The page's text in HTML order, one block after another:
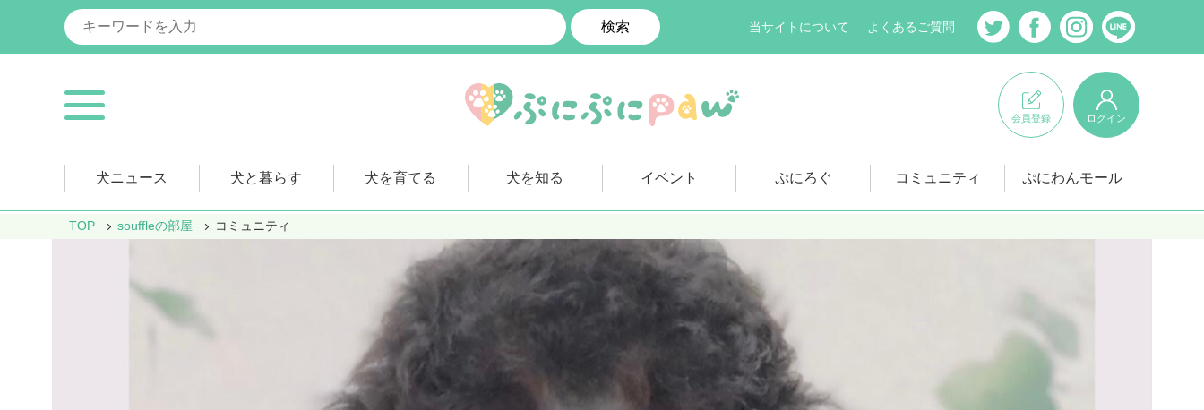
検索 当サイトについて よくあるご質問
会員登録 ログイン
犬ニュース 犬と暮らす 犬を育てる 犬を知る イベント ぷにろぐ コミュニティ ぷにわんモール
TOP souffleの部屋 コミュニティ